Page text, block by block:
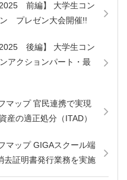
前編】 大学生コン
プレゼン大会開催!!
後編】 大学生コン
アクションパート・最
マップ 官民連携で実現
産の適正処分（ITAD）
マップ GIGAスクール端
去証明書発行業務を実施